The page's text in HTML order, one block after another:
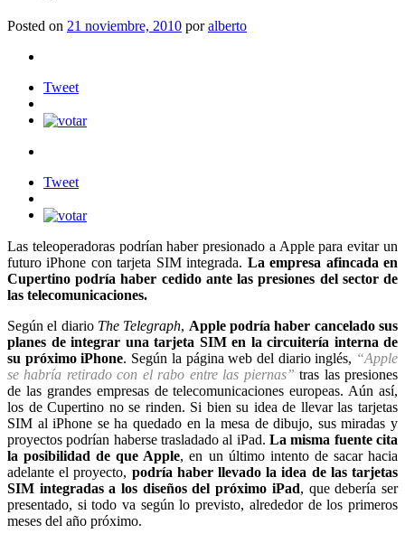
Posted on 21 noviembre, 2010 poralberto
Tweet
Tweet
Las teleoperadoras podrían haber presionado a Apple para evitar un
futuro iPhone con tarjeta SIM integrada. La empresa afincada en
Cupertino podría haber cedido ante las presiones del sector de
las telecomunicaciones.
Según el diario The Telegraph, Apple podría haber cancelado sus
planes de integrar una tarjeta SIM en la circuitería interna de
su próximo iPhone. Según la página web del diario inglés, “Apple
se habría retirado con el rabo entre las piernas” tras las presiones
de las grandes empresas de telecomunicaciones europeas. Aún así,
los de Cupertino no se rinden. Si bien su idea de llevar las tarjetas
SIM al iPhone se ha quedado en la mesa de dibujo, sus miradas y
proyectos podrían haberse trasladado al iPad. La misma fuente cita
la posibilidad de que Apple, en un último intento de sacar hacia
adelante el proyecto, podría haber llevado la idea de las tarjetas
SIM integradas a los diseños del próximo iPad, que debería ser
presentado, si todo va según lo previsto, alrededor de los primeros
meses del año próximo.